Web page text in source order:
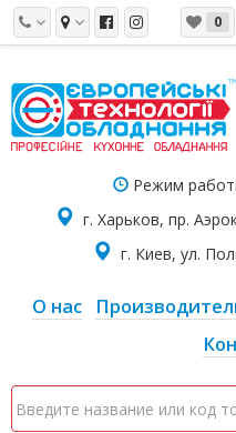
0
Режим
г. Харьков, пр.
г. Киев, ул.
О нас